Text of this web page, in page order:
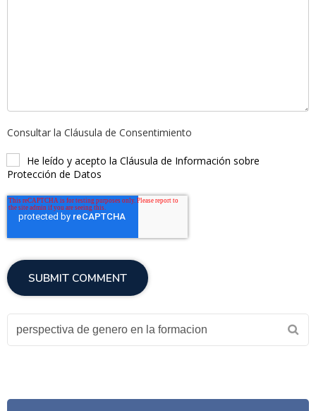
Consultar la Cláusula de Consentimiento
He leído y acepto la Cláusula de Información sobre
Protección de Datos